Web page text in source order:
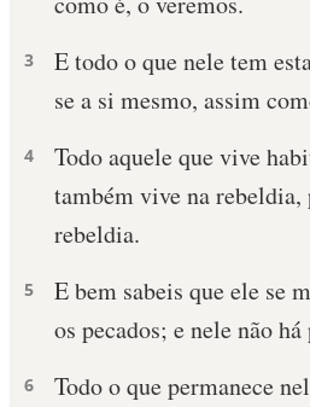
3
E todo o que nele tem
se a si mesmo, assim
4
Todo aquele que vive
também vive na rebeldia,
rebeldia.
5
E bem sabeis que ele se
os pecados; e nele não há
6
Todo o que permanece